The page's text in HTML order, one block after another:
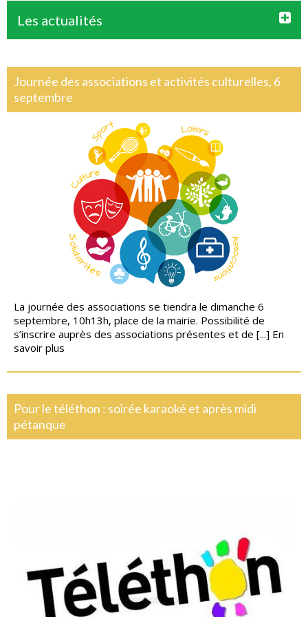
Les actualités
Journée des associations et activités culturelles, 6
septembre
La journée des associations se tiendra le dimanche 6
septembre, 10h13h, place de la mairie. Possibilité de
s’inscrire auprès des associations présentes et de [...] En
savoir plus
Pour le téléthon : soirée karaoké et après midi
pétanque